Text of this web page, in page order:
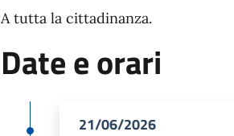
A tutta la cittadinanza.
Date e orari
21/06/2026